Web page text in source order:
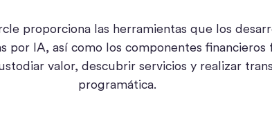
proporciona las herramientas que los
por IA, así como los componentes
valor, descubrir servicios y realizar
programática.